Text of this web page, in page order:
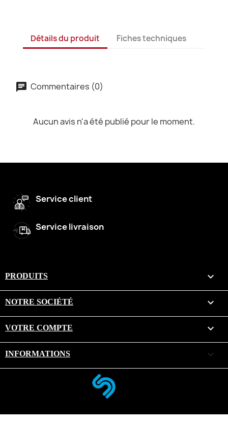
Détails du produit Fiches techniques
Commentaires (0)
Aucun avis n'a été publié pour le moment.
Service client
Service livraison
PRODUITS 
NOTRE SOCIÉTÉ 
VOTRE COMPTE 
INFORMATIONS keyboard_arrow_down